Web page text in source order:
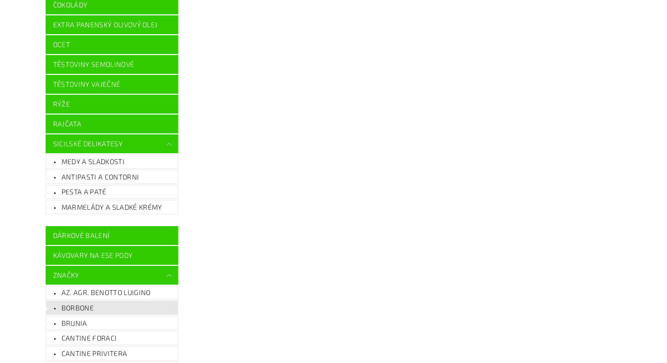
ČOKOLÁDY
EXTRA PANENSKÝ OLIVOVÝ OLEJ
OCET
TĚSTOVINY SEMOLINOVÉ
TĚSTOVINY VAJEČNÉ
RÝŽE
RAJČATA
SICILSKÉ DELIKATESY
MEDY A SLADKOSTI
ANTIPASTI A CONTORNI
PESTA A PATÉ
MARMELÁDY A SLADKÉ KRÉMY
DÁRKOVÉ BALENÍ
KÁVOVARY NA ESE PODY
ZNAČKY
AZ. AGR. BENOTTO LUIGINO
BORBONE
BRUNIA
CANTINE FORACI
CANTINE PRIVITERA